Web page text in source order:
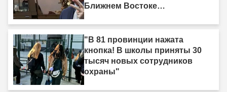
Ближнем Востоке
сил."
"В 81 провинции нажата
кнопка! В школы приняты 30
тысяч новых сотрудников
охраны"